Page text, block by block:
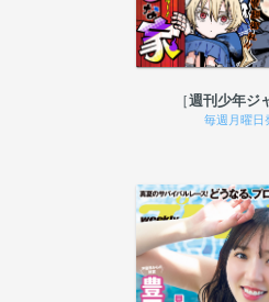
週刊少年ジ
毎週月曜日